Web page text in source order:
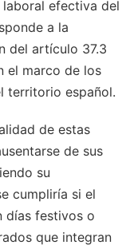
efectiva del
a la
del artículo 37.3
el marco de los
territorio español.
de estas
de sus
su
cumpliría si el
días festivos o
que integran